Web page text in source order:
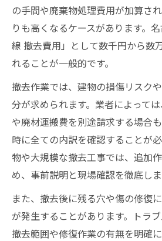
の手間や廃棄物処理費用が加算さ
りも高くなるケースがあります。
線 撤去費用」として数千円から数
れることが一般的です。
撤去作業では、建物の損傷リスク
分が求められます。業者によって
や廃材運搬費を別途請求する場合
時に全ての内訳を確認することが
物や大規模な撤去工事では、追加
め、事前説明と現場確認を徹底しま
また、撤去後に残る穴や傷の修復
が発生することがあります。トラブ
撤去範囲や修復作業の有無を明確